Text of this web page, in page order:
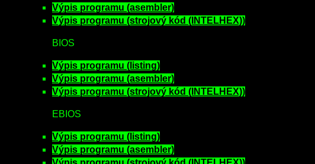
Výpis programu (asembler)
Výpis programu (strojový kód (INTELHEX))
BIOS
Výpis programu (listing)
Výpis programu (asembler)
Výpis programu (strojový kód (INTELHEX))
EBIOS
Výpis programu (listing)
Výpis programu (asembler)